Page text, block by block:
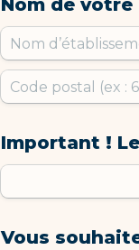
Nom de
Important !
Vous